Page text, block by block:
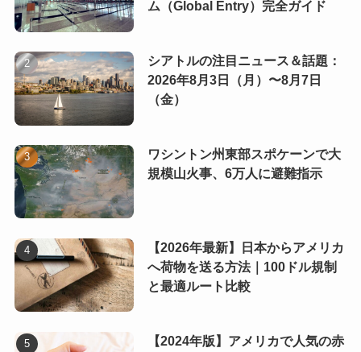
ム（Global Entry）完全ガイド
シアトルの注目ニュース＆話題：
2026年8月3日（月）〜8月7日
（金）
ワシントン州東部スポケーンで大
規模山火事、6万人に避難指示
【2026年最新】日本からアメリカ
へ荷物を送る方法｜100ドル規制
と最適ルート比較
【2024年版】アメリカで人気の赤